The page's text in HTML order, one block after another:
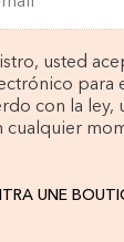
usted
para
con la ley,
cualquier
UNE